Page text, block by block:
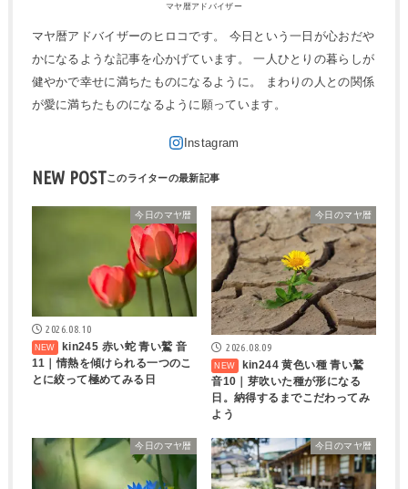
マヤ暦アドバイザー
マヤ暦アドバイザーのヒロコです。 今日という一日が心おだや
かになるような記事を心かげています。 一人ひとりの暮らしが
健やかで幸せに満ちたものになるように。 まわりの人との関係
が愛に満ちたものになるように願っています。
NEW POST
今日のマヤ暦
2026.08.10
kin245 赤い蛇 青い鷲 音
11｜情熱を傾けられる一つのこ
とに絞って極めてみる日
今日のマヤ暦
2026.08.09
kin244 黄色い種 青い鷲
音10｜芽吹いた種が形になる
日。納得するまでこだわってみ
よう
今日のマヤ暦 今日のマヤ暦